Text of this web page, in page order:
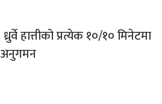
ध्रुर्वे हात्तीको प्रत्येक १०/१० मिनेटमा
अनुगमन